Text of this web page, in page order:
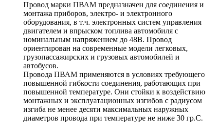
Провод марки ПВАМ предназначен для соединения и
монтажа приборов, электро- и электронного
оборудования, в т.ч. электронных систем управления
двигателем и впрыском топлива автомобиля с
номинальным напряжением до 48В. Провод
ориентирован на современные модели легковых,
грузопассажирских и грузовых автомобилей и
автобусов.
Провода ПВАМ применяются в условиях требующего
повышенной гибкости соединения, работающих при
повышенной температуре. Они стойки к воздействию
монтажных и эксплуатационных изгибов с радиусом
изгиба не менее десяти максимальных наружных
диаметров провода при температуре не ниже 30 гр.С.